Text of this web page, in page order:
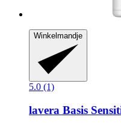
Winkelmandje
5.0 (1)
lavera Basis